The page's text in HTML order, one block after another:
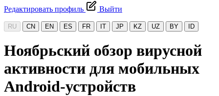
Редактировать профиль
Выйти
RU CN EN ES FR IT JP KZ UZ BY ID
Ноябрьский обзор вирусной
активности для мобильных
Android-устройств